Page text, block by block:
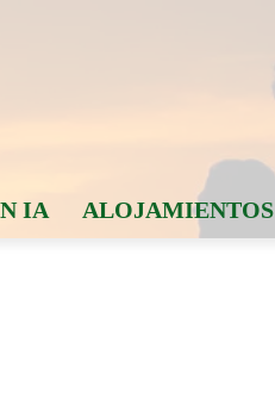
IA ALOJAMIENTOS